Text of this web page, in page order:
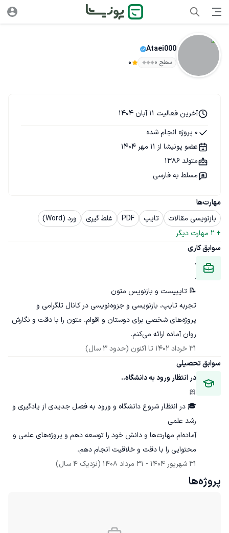
Ataei000
سطح ۰ 0
مهارت‌ها
بازنویسی مقالات
تایپ PDF غلط گیری
ورد (Word)
+
2 مهارت دیگر
سوابق کاری
.
.
تجربه تایپ، بازنویسی و جزوه‌نویسی در کانال تلگرامی و
پروژه‌های شخصی برای دوستان و اقوام. متون را با دقت و نگارش
روان آماده ارائه می‌کنم.
31 خرداد 1402
تا اکنون (حدود 3 سال)
سوابق تحصیلی
در انتظار ورود به دانشگاه..
🎀
🎓 در انتظار شروع دانشگاه و ورود به فصل جدیدی از یادگیری و
آماده‌ام مهارت‌ها و دانش خود را توسعه دهم و پروژه‌های علمی و
محتوایی را با دقت و خلاقیت انجام دهم.
31 شهریور 1404
- 31 مرداد 1408 (نزدیک 4 سال)
آخرین فعالیت 11 آبان 1404
0 پروژه انجام شده
عضو پونیشا از 11 مهر 1404
متولد 1386
مسلط به فارسی
پروژه‌ها